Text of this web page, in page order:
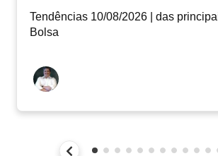
Tendências 10/08/2026 | das
Bolsa